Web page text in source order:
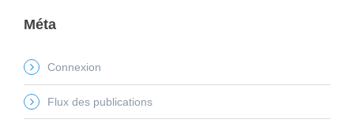
Méta
Connexion
Flux des publications